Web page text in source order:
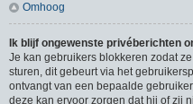
Omhoog
Ik blijf ongewenste privéberichten
Je kan gebruikers blokkeren zodat
sturen, dit gebeurt via het
ontvangt van een bepaalde
deze kan ervoor zorgen dat hij of zij